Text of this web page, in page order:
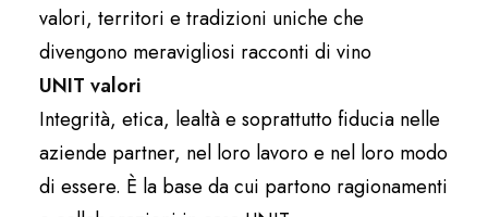
valori, territori e tradizioni uniche che
divengono meravigliosi racconti di vino
UNIT valori
Integrità, etica, lealtà e soprattutto fiducia nelle
aziende partner, nel loro lavoro e nel loro modo
di essere. È la base da cui partono ragionamenti